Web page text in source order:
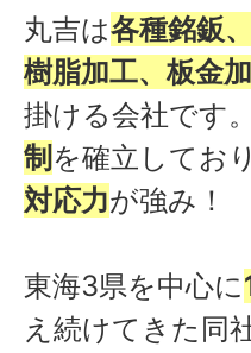
丸吉は各種銘鈑
樹脂加工、板金
掛ける会社です
制 を確立してお
対応力が強み！
東海3県を中心に
え続けてきた同